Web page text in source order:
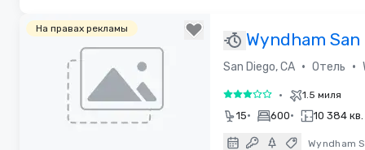
На правах рекламы
Wyndham
Bayside
San Diego, CA • Отель •
3 из 5 • 1.5 миля
15• 600• 10 384
Wyndham